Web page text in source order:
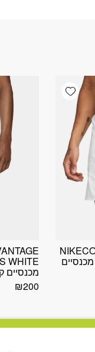
Add wishlist
INCH SHORT MENS WHITE מכנסיים WHITE
מכנסיים
₪200